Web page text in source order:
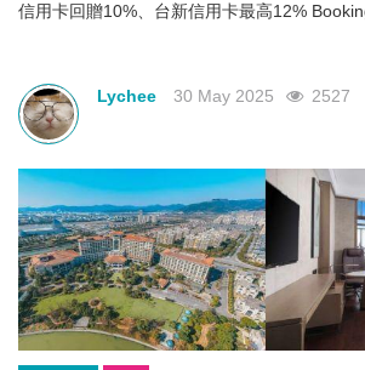
信用卡回贈10%、台新信用卡最高12%
Lychee 30 May 2025 2527